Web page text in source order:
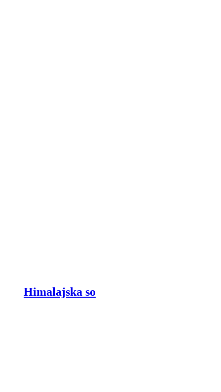
Himalajska so